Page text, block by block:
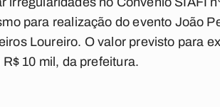
para realização do evento João
Loureiro. O valor previsto para
10 mil, da prefeitura.